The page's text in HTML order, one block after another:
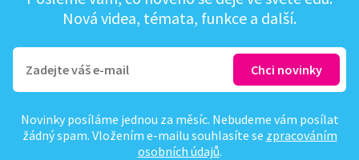
Nová videa, témata, funkce a další.
Novinky posíláme jednou za měsíc. Nebudeme vám posílat
žádný spam. Vložením e-mailu souhlasíte se zpracováním
osobních údajů.